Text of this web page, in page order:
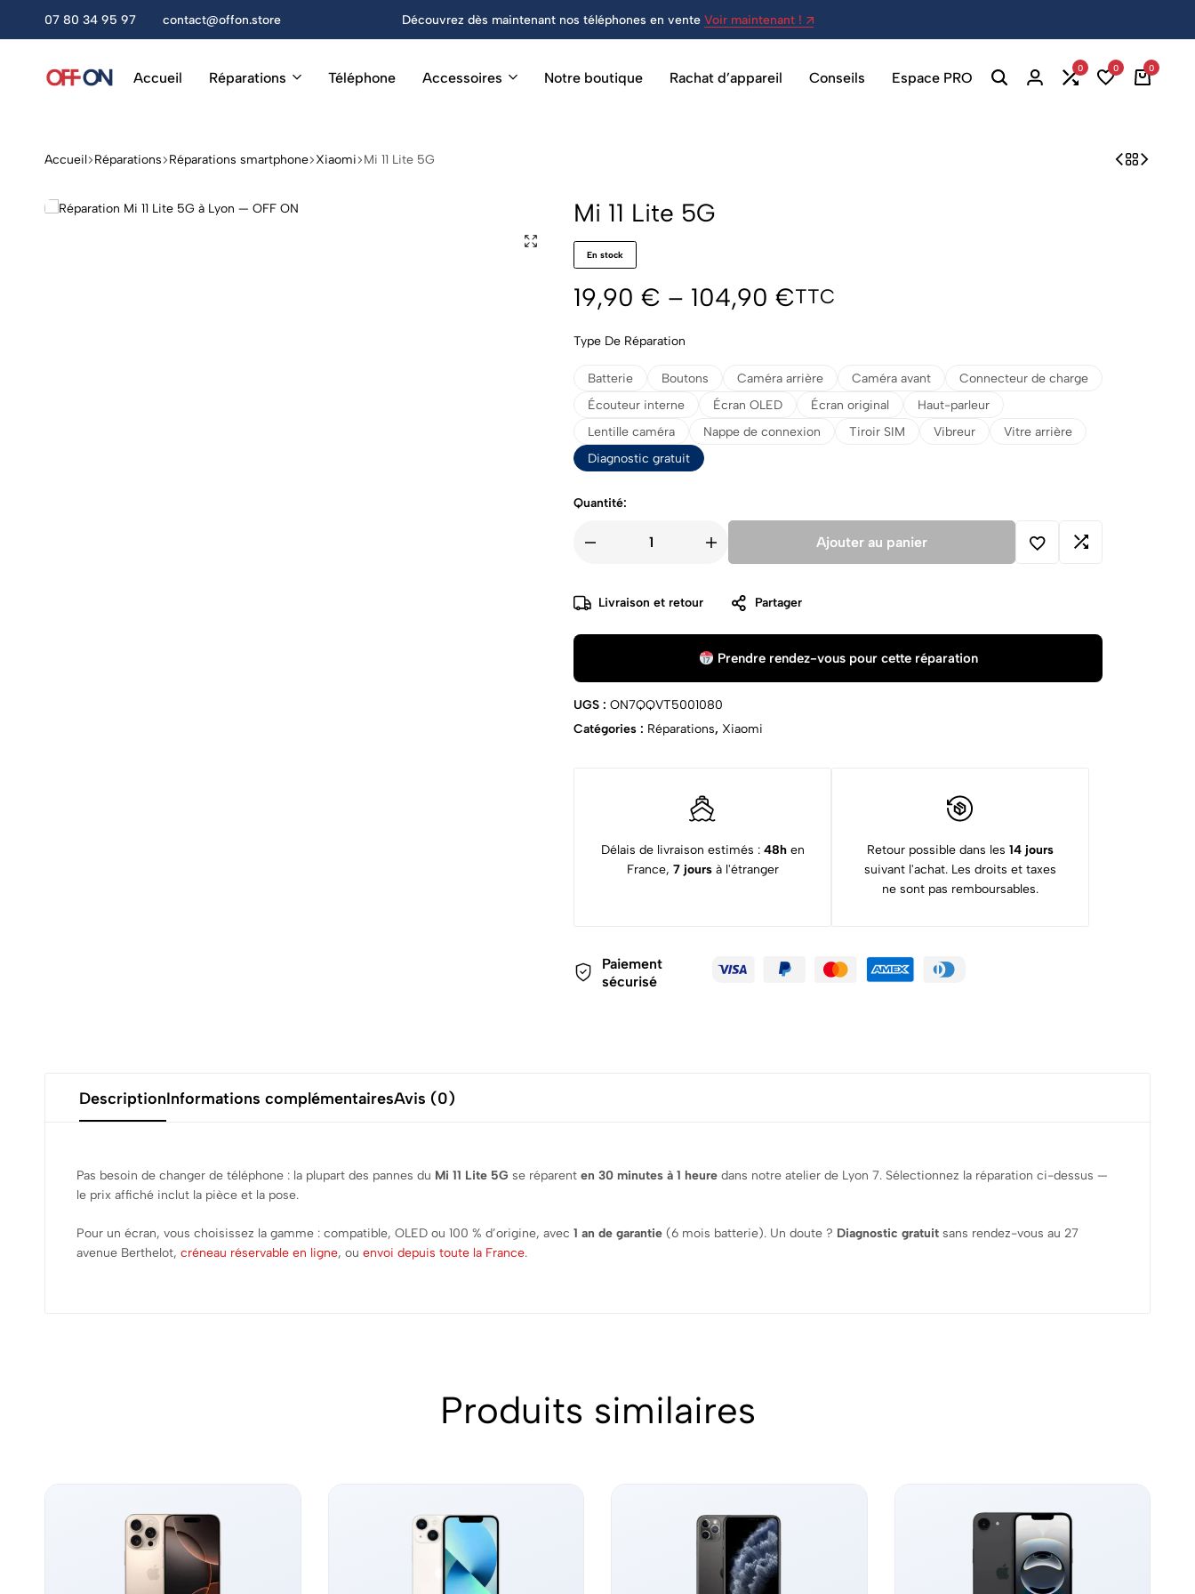
07 80 34 95 97 contact@offon.store
de 10h à 13h et de 14h à 18h30. Découvrez dès maintenant nos téléphones en vente Voir maintenant !
&
Accueil Réparations Téléphone Accessoires Notre boutique Rachat d’appareil Conseils Espace PRO
0 0 0
Accueil Réparations Réparations smartphone Xiaomi Mi 11 Lite 5G
Mi 11 Lite 5G
En stock
19,90 € – 104,90 €TTC
Type De Réparation
Batterie Boutons Caméra arrière Caméra avant
Connecteur de charge
Écouteur interne
Écran OLED Écran original
Haut-parleur
Lentille caméra
Nappe de connexion Tiroir SIM Vibreur
Vitre arrière
Diagnostic gratuit
Quantité:
Ajouter au panier
Livraison et retour Partager
Prendre rendez-vous pour cette réparation
UGS : ON7QQVT5001080
Catégories : Réparations, Xiaomi
Délais de livraison estimés : 48h en
France, 7 joursà l'étranger
Retour possible dans les 14 jours
suivant l'achat. Les droits et taxes
ne sont pas remboursables.
Paiement
sécurisé
DescriptionInformations complémentairesAvis (0)
Pas besoin de changer de téléphone : la plupart des pannes du Mi 11 Lite 5G se réparent en 30 minutes à 1 heure dans notre atelier de Lyon 7. Sélectionnez la réparation ci-dessus —
le prix affiché inclut la pièce et la pose.
Pour un écran, vous choisissez la gamme : compatible, OLED ou 100 % d’origine, avec 1 an de garantie (6 mois batterie). Un doute ? Diagnostic gratuit sans rendez-vous au 27
avenue Berthelot, créneau réservable en ligne, ou envoi depuis toute la France.
Produits similaires